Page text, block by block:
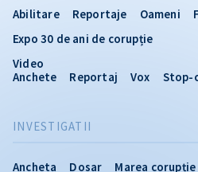
INVESTIGATII
Ancheta Dosar
Marea corupție
Abilitare Reportaje Oameni
Expo 30 de ani de corupție
Video
Anchete
Reportaj Vox Stop-